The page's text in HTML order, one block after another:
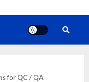
for QC / QA